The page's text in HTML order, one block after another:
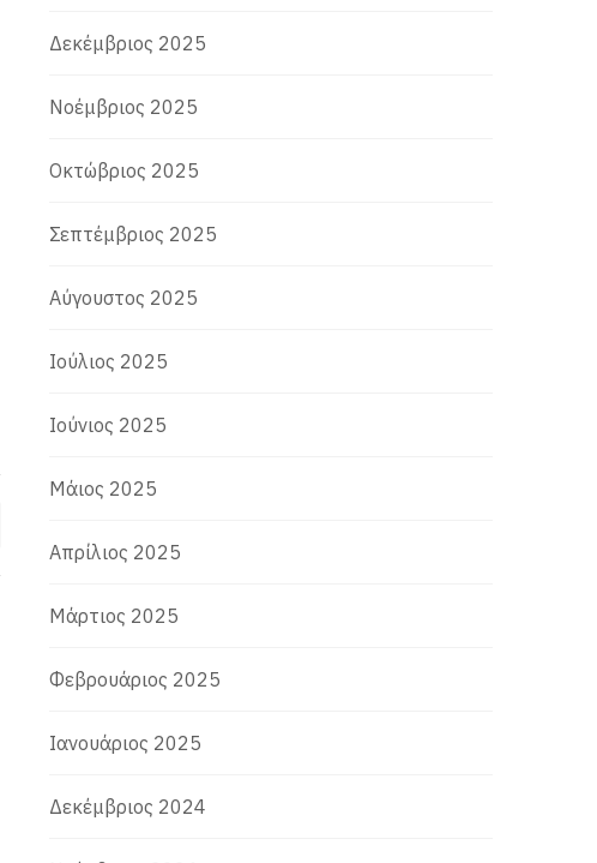
Δεκέμβριος 2025
Νοέμβριος 2025
Οκτώβριος 2025
Σεπτέμβριος 2025
Αύγουστος 2025
Ιούλιος 2025
Ιούνιος 2025
Μάιος 2025
Απρίλιος 2025
Μάρτιος 2025
Φεβρουάριος 2025
Ιανουάριος 2025
Δεκέμβριος 2024